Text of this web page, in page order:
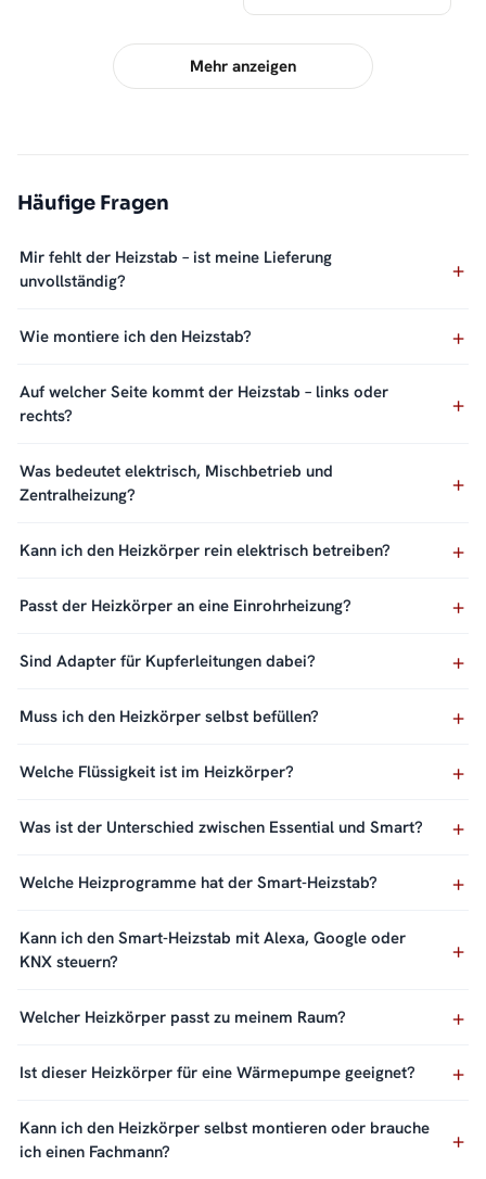
Mehr anzeigen
Häufige Fragen
Mir fehlt der Heizstab – ist meine Lieferung
unvollständig?
Wie montiere ich den Heizstab?
Auf welcher Seite kommt der Heizstab – links oder
rechts?
Was bedeutet elektrisch, Mischbetrieb und
Zentralheizung?
Kann ich den Heizkörper rein elektrisch betreiben?
Passt der Heizkörper an eine Einrohrheizung?
Sind Adapter für Kupferleitungen dabei?
Muss ich den Heizkörper selbst befüllen?
Welche Flüssigkeit ist im Heizkörper?
Was ist der Unterschied zwischen Essential und Smart?
Welche Heizprogramme hat der Smart-Heizstab?
Kann ich den Smart-Heizstab mit Alexa, Google oder
KNX steuern?
Welcher Heizkörper passt zu meinem Raum?
Ist dieser Heizkörper für eine Wärmepumpe geeignet?
Kann ich den Heizkörper selbst montieren oder brauche
ich einen Fachmann?